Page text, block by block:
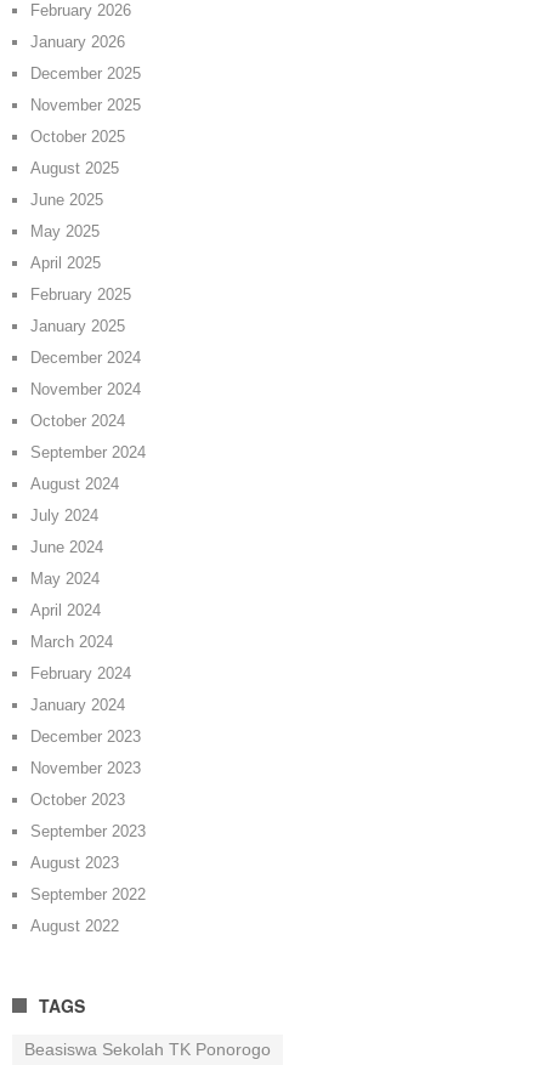
February 2026
January 2026
December 2025
November 2025
October 2025
August 2025
June 2025
May 2025
April 2025
February 2025
January 2025
December 2024
November 2024
October 2024
September 2024
August 2024
July 2024
June 2024
May 2024
April 2024
March 2024
February 2024
January 2024
December 2023
November 2023
October 2023
September 2023
August 2023
September 2022
August 2022
TAGS
Beasiswa Sekolah TK Ponorogo